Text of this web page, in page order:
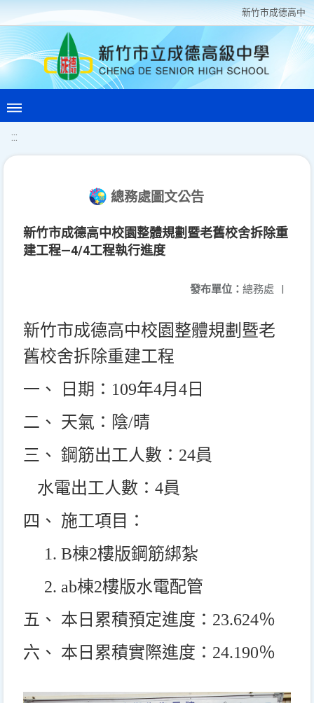
新竹巿成德高中
:::
總務處圖文公告
新竹市成德高中校園整體規劃暨老舊校舍拆除重
建工程—4/4工程執行進度
發布單位： 總務處 |
新竹市成德高中校園整體規劃暨老
舊校舍拆除重建工程
一、 日期：109年4月4日
二、 天氣：陰/晴
三、 鋼筋出工人數：24員
水電出工人數：4員
四、 施工項目：
1. B棟2樓版鋼筋綁紮
2. ab棟2樓版水電配管
五、 本日累積預定進度：23.624％
六、 本日累積實際進度：24.190％